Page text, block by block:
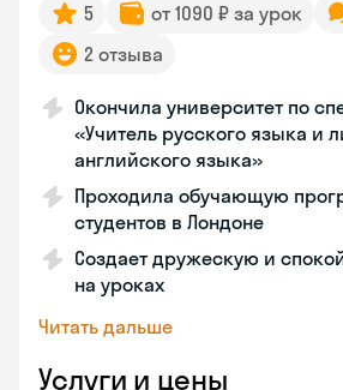
5 от 1090 ₽ за урок
2 отзыва
Окончила университет по
«Учитель русского языка и
английского языка»
Проходила обучающую
студентов в Лондоне
Создает дружескую и
на уроках
Читать дальше
Услуги и цены